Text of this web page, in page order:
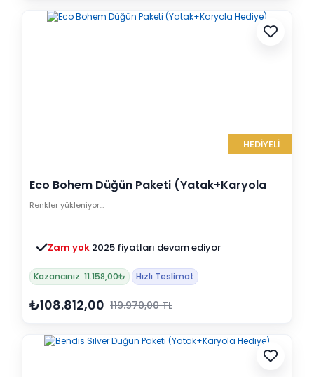
HEDİYELİ
Eco Bohem Düğün Paketi (Yatak+Karyola
Hediye)
Renkler yükleniyor…
Zam yok 2025 fiyatları devam ediyor
Kazancınız: 11.158,00₺ Hızlı Teslimat
₺108.812,00 119.970,00 TL